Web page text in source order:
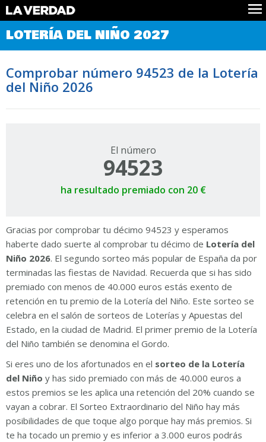
Comprobar Loteria del Niño
Premios
Noticias
Datos
Historia
LOTERÍA DEL NIÑO 2027
Comprobar número 94523 de la Lotería
del Niño 2026
El número
94523
ha resultado premiado con 20 €
Gracias por comprobar tu décimo 94523 y esperamos
haberte dado suerte al comprobar tu décimo de Lotería del
Niño 2026. El segundo sorteo más popular de España da por
terminadas las fiestas de Navidad. Recuerda que si has sido
premiado con menos de 40.000 euros estás exento de
retención en tu premio de la Lotería del Niño. Este sorteo se
celebra en el salón de sorteos de Loterías y Apuestas del
Estado, en la ciudad de Madrid. El primer premio de la Lotería
del Niño también se denomina el Gordo.
Si eres uno de los afortunados en el sorteo de la Lotería
del Niño y has sido premiado con más de 40.000 euros a
estos premios se les aplica una retención del 20% cuando se
vayan a cobrar. El Sorteo Extraordinario del Niño hay más
posibilidades de que toque algo porque hay más premios. Si
te ha tocado un premio y es inferior a 3.000 euros podrás